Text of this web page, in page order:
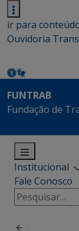
ir para
Ouvidoria
FUNTRAB
Fundação de
Institucional
Fale Conosco
Pesquisar
por: